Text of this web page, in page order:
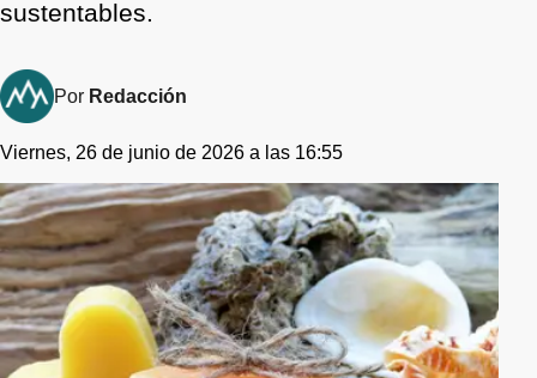
sustentables.
Por Redacción
Viernes, 26 de junio de 2026 a las 16:55